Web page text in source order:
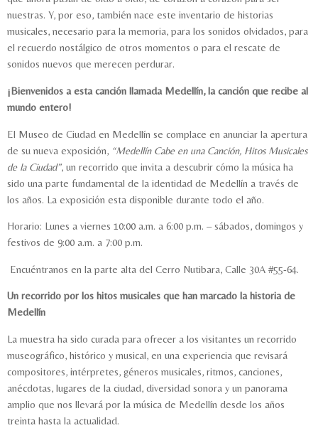
nuestras. Y, por eso, también nace este inventario de historias
musicales, necesario para la memoria, para los sonidos olvidados, para
el recuerdo nostálgico de otros momentos o para el rescate de
sonidos nuevos que merecen perdurar.
¡Bienvenidos a esta canción llamada Medellín, la canción que recibe al
mundo entero!
El Museo de Ciudad en Medellín se complace en anunciar la apertura
de su nueva exposición, “Medellín Cabe en una Canción, Hitos Musicales
de la Ciudad”, un recorrido que invita a descubrir cómo la música ha
sido una parte fundamental de la identidad de Medellín a través de
los años. La exposición esta disponible durante todo el año.
Horario: Lunes a viernes 10:00 a.m. a 6:00 p.m. – sábados, domingos y
festivos de 9:00 a.m. a 7:00 p.m.
Encuéntranos en la parte alta del Cerro Nutibara, Calle 30A #55-64.
Un recorrido por los hitos musicales que han marcado la historia de
Medellín
La muestra ha sido curada para ofrecer a los visitantes un recorrido
museográfico, histórico y musical, en una experiencia que revisará
compositores, intérpretes, géneros musicales, ritmos, canciones,
anécdotas, lugares de la ciudad, diversidad sonora y un panorama
amplio que nos llevará por la música de Medellín desde los años
treinta hasta la actualidad.